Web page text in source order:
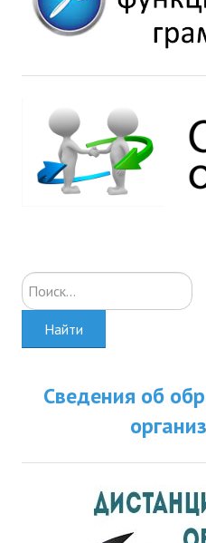
Искать...
Найти
Сведения об